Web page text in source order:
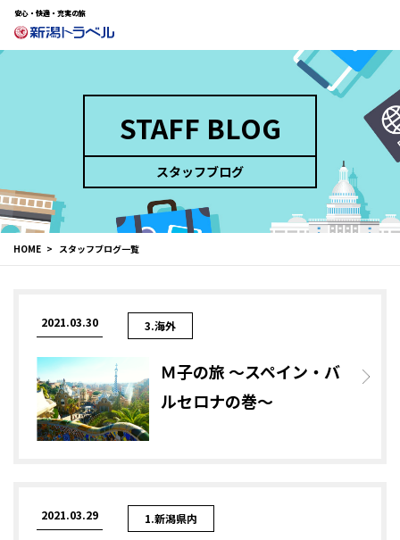
安心・快適・充実の旅
STAFF BLOG
スタッフブログ
HOME スタッフブログ一覧
2021.03.30 3.海外
Ｍ子の旅 ～スペイン・バ
ルセロナの巻～
2021.03.29 1.新潟県内